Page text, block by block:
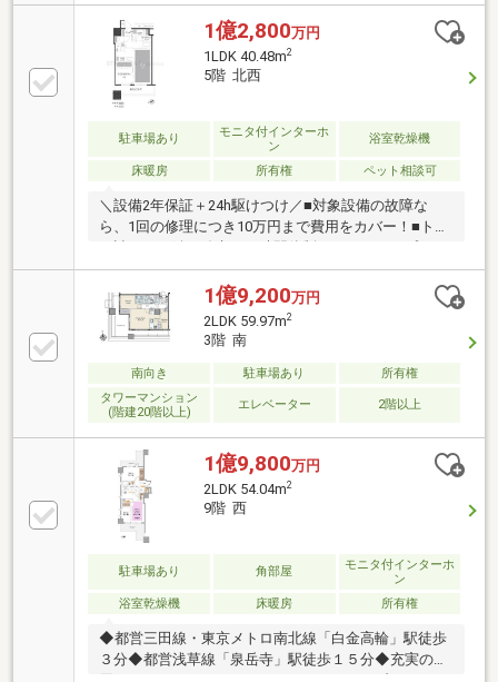
1億2,800万円
1LDK 40.48m2
5階 北西
駐車場あり
モニタ付インターホ
ン
浴室乾燥機
床暖房 所有権 ペット相談可
＼設備2年保証＋24h駆けつけ／■対象設備の故障な
ら、1回の修理につき10万円まで費用をカバー！■トイ
原則1時間以内に駆けつけ、60分以内の基本作業も無
料。※設備保証は引渡後1ヶ月は対象外。上限超過分や
駆けつけ部品代等は実費。 【0120-261-621】までお気
軽にお電話くださいませ（当日も見学可） スター・マ
グス（東証プライム上場）のグループ会社です
1億9,200万円
2LDK 59.97m2
3階 南
南向き 駐車場あり
所有権
タワーマンション
(階建20階以上)
エレベーター 2階以上
1億9,800万円
2LDK 54.04m2
9階 西
駐車場あり 角部屋
モニタ付インターホ
ン
浴室乾燥機
床暖房 所有権
◆都営三田線・東京メトロ南北線「白金高輪」駅徒歩
３分◆都営浅草線「泉岳寺」駅徒歩１５分◆充実の共